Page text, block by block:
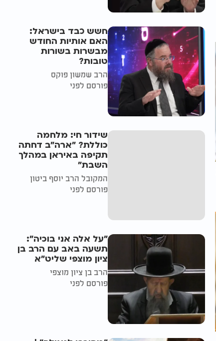
חשש כבד בישראל:
האם אותיות החודש
מבשרות בשורות
טובות?
הרב שמשון פוקס
פורסם לפני
שידור חי: מלחמה
כוללת? ״ארה"ב דחתה
תקיפה באיראן במהלך
השבת״
המקובל הרב יוסף ביטון
פורסם לפני
"על אלה אני בוכיה":
תשעה באב עם הרב בן
ציון מוצפי שליט"א
הרב בן ציון מוצפי
פורסם לפני